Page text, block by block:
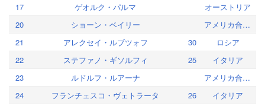
17
ゲオルク・パルマ
オーストリア
20
ショーン・ベイリー
アメリカ合衆国
21
アレクセイ・ルブツォフ 30
ロシア
22
ステファノ・ギソルフィ 25
イタリア
23
ルドルフ・ルアーナ
アメリカ合衆国
24
フランチェスコ・ヴェトラータ 26
イタリア